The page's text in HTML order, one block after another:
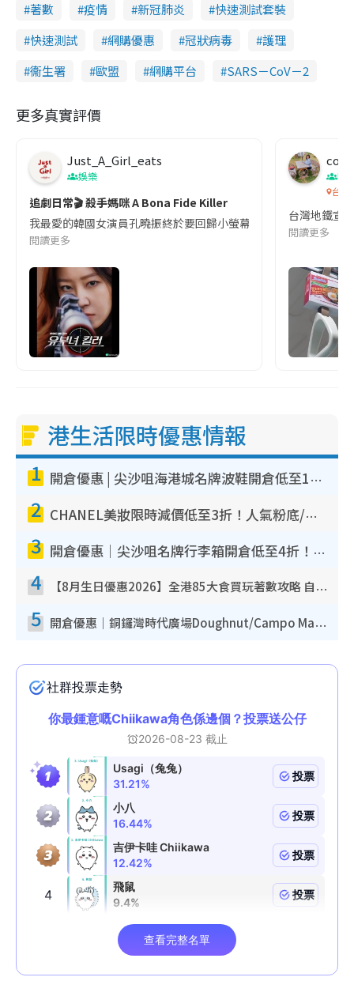
著數 疫情 新冠肺炎
快速測試套裝
快速測試
網購優惠 冠狀病毒
護理
衞生署
歐盟 網購平台 SARS－CoV－2
更多真實評價
Just_A_Girl_eats
娛樂
追劇日常🎬 殺手媽咪 A Bona Fide Killer
我最愛的韓國女演員孔曉振終於要回歸小螢幕啦!這次的劇本改編
閱讀更多
co
吹
台灣
台灣地鐵宣
閱讀更多
港生活限時優惠情報
1 開倉優惠 | 尖沙咀海港城名牌波鞋開倉低至1折！On鞋$899起／Joy&Peace鞋履$98起
2 CHANEL美妝限時減價低至3折！人氣粉底/唇膏/精華液低至$275！COCO香水都有平
3 開倉優惠｜尖沙咀名牌行李箱開倉低至4折！一連5日 American Tourister/ace./Hallmark $200起！
4 【8月生日優惠2026】全港85大食買玩著數攻略 自助餐/火鍋放題同行免費＋誠品/DONKI送現金券
5 開倉優惠｜銅鑼灣時代廣場Doughnut/Campo Marzio開倉低至1折！背囊、書包、手袋劈價$200起